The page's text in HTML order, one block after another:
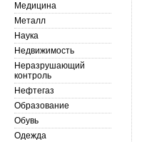
Медицина
Металл
Наука
Недвижимость
Неразрушающий
контроль
Нефтегаз
Образование
Обувь
Одежда